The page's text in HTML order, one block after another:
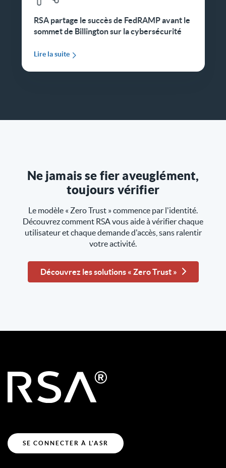
RSA partage le succès de FedRAMP avant le
sommet de Billington sur la cybersécurité
Lire la suite
Ne jamais se fier aveuglément,
toujours vérifier
Le modèle « Zero Trust » commence par l'identité.
Découvrez comment RSA vous aide à vérifier chaque
utilisateur et chaque demande d'accès, sans ralentir
votre activité.
Découvrez les solutions « Zero Trust »
SE CONNECTER À L'ASR